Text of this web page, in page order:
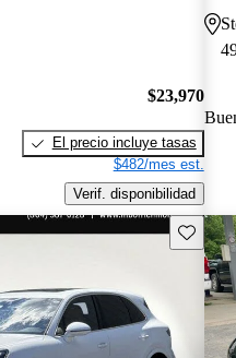
$23,970
El precio incluye tasas
$482/mes est.
Verif. disponibilidad
Guarda